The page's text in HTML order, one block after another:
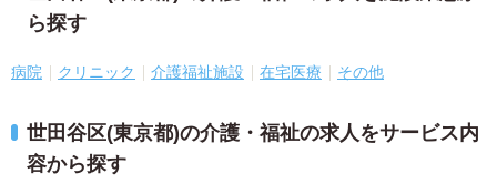
ら探す
病院 クリニック 介護福祉施設 在宅医療 その他
世田谷区(東京都)の介護・福祉の求人をサービス内
容から探す